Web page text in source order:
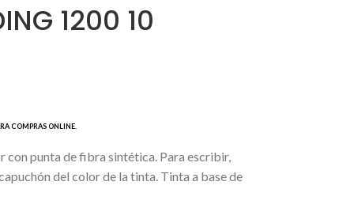
1200 10
con punta de fibra sintética. Para escribir,
del color de la tinta. Tinta a base de